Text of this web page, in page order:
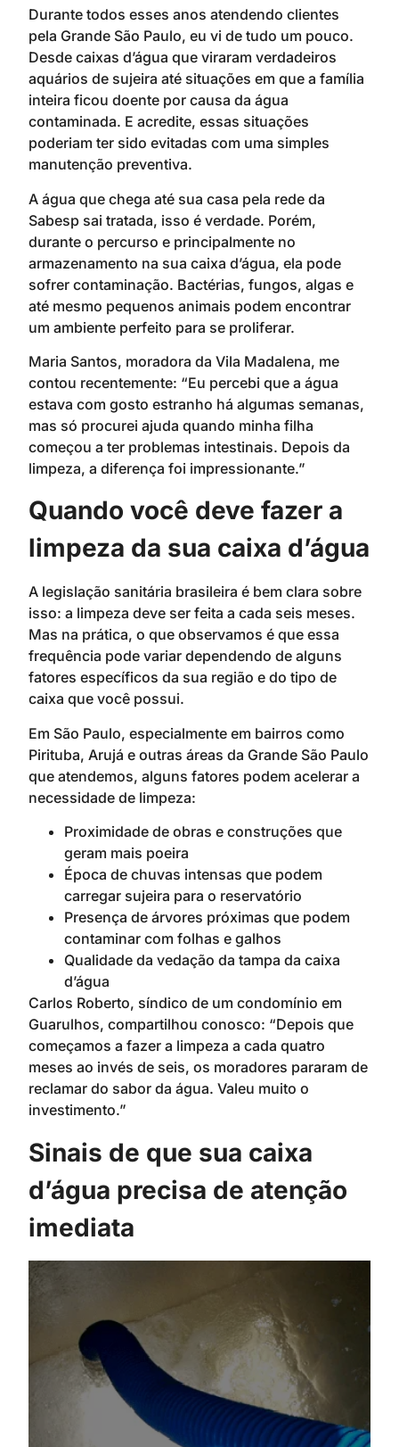
Durante todos esses anos atendendo clientes
pela Grande São Paulo, eu vi de tudo um pouco.
Desde caixas d’água que viraram verdadeiros
aquários de sujeira até situações em que a família
inteira ficou doente por causa da água
contaminada. E acredite, essas situações
poderiam ter sido evitadas com uma simples
manutenção preventiva.
A água que chega até sua casa pela rede da
Sabesp sai tratada, isso é verdade. Porém,
durante o percurso e principalmente no
armazenamento na sua caixa d’água, ela pode
sofrer contaminação. Bactérias, fungos, algas e
até mesmo pequenos animais podem encontrar
um ambiente perfeito para se proliferar.
Maria Santos, moradora da Vila Madalena, me
contou recentemente: “Eu percebi que a água
estava com gosto estranho há algumas semanas,
mas só procurei ajuda quando minha filha
começou a ter problemas intestinais. Depois da
limpeza, a diferença foi impressionante.”
Quando você deve fazer a
limpeza da sua caixa d’água
A legislação sanitária brasileira é bem clara sobre
isso: a limpeza deve ser feita a cada seis meses.
Mas na prática, o que observamos é que essa
frequência pode variar dependendo de alguns
fatores específicos da sua região e do tipo de
caixa que você possui.
Em São Paulo, especialmente em bairros como
Pirituba, Arujá e outras áreas da Grande São Paulo
que atendemos, alguns fatores podem acelerar a
necessidade de limpeza:
Proximidade de obras e construções que
geram mais poeira
Época de chuvas intensas que podem
carregar sujeira para o reservatório
Presença de árvores próximas que podem
contaminar com folhas e galhos
Qualidade da vedação da tampa da caixa
d’água
Carlos Roberto, síndico de um condomínio em
Guarulhos, compartilhou conosco: “Depois que
começamos a fazer a limpeza a cada quatro
meses ao invés de seis, os moradores pararam de
reclamar do sabor da água. Valeu muito o
investimento.”
Sinais de que sua caixa
d’água precisa de atenção
imediata